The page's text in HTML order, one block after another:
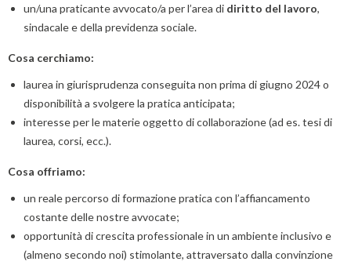
un/una praticante avvocato/a per l’area di diritto del lavoro,
sindacale e della previdenza sociale.
Cosa cerchiamo:
laurea in giurisprudenza conseguita non prima di giugno 2024 o
disponibilità a svolgere la pratica anticipata;
interesse per le materie oggetto di collaborazione (ad es. tesi di
laurea, corsi, ecc.).
Cosa offriamo:
un reale percorso di formazione pratica con l’affiancamento
costante delle nostre avvocate;
opportunità di crescita professionale in un ambiente inclusivo e
(almeno secondo noi) stimolante, attraversato dalla convinzione